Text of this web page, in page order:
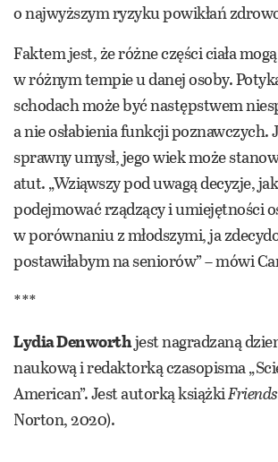
o najwyższym ryzyku powikłań
Faktem jest, że różne części ciała
w różnym tempie u danej osoby.
schodach może być następstwem
a nie osłabienia funkcji poznawczych.
sprawny umysł, jego wiek może
atut. „Wziąwszy pod uwagą decyzje,
podejmować rządzący i umiejętności
w porównaniu z młodszymi, ja
postawiłabym na seniorów” – mówi
***
Lydia Denworthjest nagradzaną
naukową i redaktorką czasopisma
American”. Jest autorką książki
Norton, 2020).